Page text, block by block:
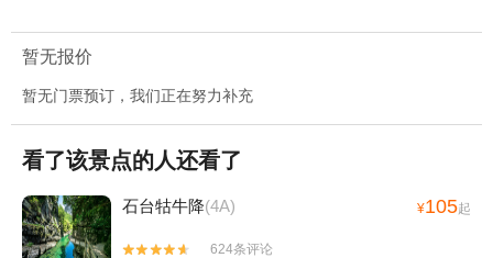
暂无报价
暂无门票预订，我们正在努力补充
看了该景点的人还看了
石台牯牛降(4A) ¥105起


624条评论